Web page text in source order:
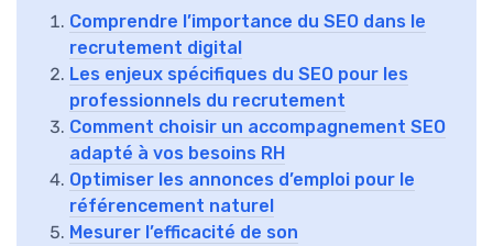
Comprendre l’importance du SEO dans le
recrutement digital
Les enjeux spécifiques du SEO pour les
professionnels du recrutement
Comment choisir un accompagnement SEO
adapté à vos besoins RH
Optimiser les annonces d’emploi pour le
référencement naturel
Mesurer l’efficacité de son